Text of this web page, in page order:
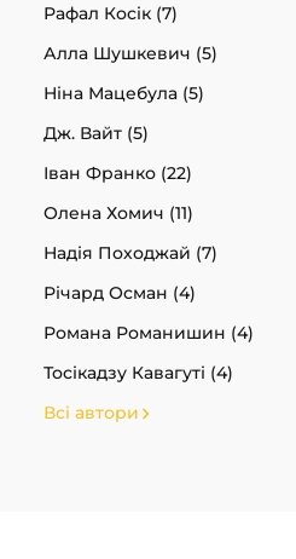
Рафал Косік (7)
Алла Шушкевич (5)
Ніна Мацебула (5)
Дж. Вайт (5)
Іван Франко (22)
Олена Хомич (11)
Надія Походжай (7)
Річард Осман (4)
Романа Романишин (4)
Тосікадзу Кавагуті (4)
Всі автори